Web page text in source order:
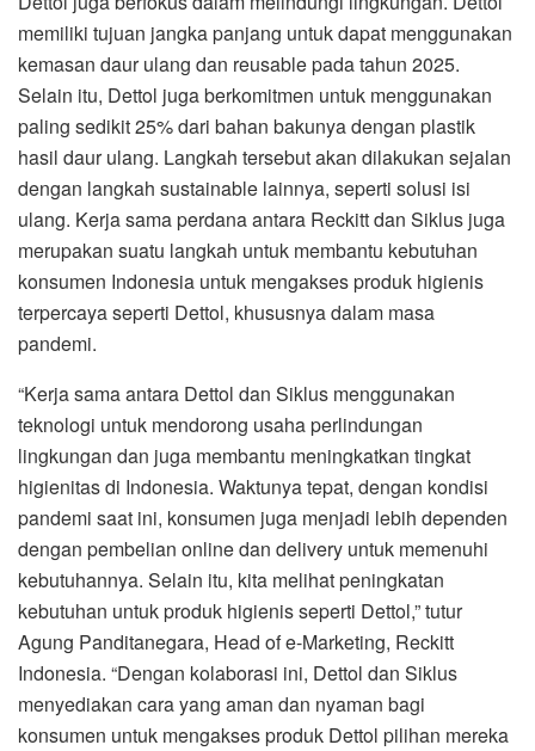
memiliki tujuan jangka panjang untuk dapat menggunakan
kemasan daur ulang dan reusable pada tahun 2025.
Selain itu, Dettol juga berkomitmen untuk menggunakan
paling sedikit 25% dari bahan bakunya dengan plastik
hasil daur ulang. Langkah tersebut akan dilakukan sejalan
dengan langkah sustainable lainnya, seperti solusi isi
ulang. Kerja sama perdana antara Reckitt dan Siklus juga
merupakan suatu langkah untuk membantu kebutuhan
konsumen Indonesia untuk mengakses produk higienis
terpercaya seperti Dettol, khususnya dalam masa
pandemi.
“Kerja sama antara Dettol dan Siklus menggunakan
teknologi untuk mendorong usaha perlindungan
lingkungan dan juga membantu meningkatkan tingkat
higienitas di Indonesia. Waktunya tepat, dengan kondisi
pandemi saat ini, konsumen juga menjadi lebih dependen
dengan pembelian online dan delivery untuk memenuhi
kebutuhannya. Selain itu, kita melihat peningkatan
kebutuhan untuk produk higienis seperti Dettol,” tutur
Agung Panditanegara, Head of e-Marketing, Reckitt
Indonesia. “Dengan kolaborasi ini, Dettol dan Siklus
menyediakan cara yang aman dan nyaman bagi
konsumen untuk mengakses produk Dettol pilihan mereka